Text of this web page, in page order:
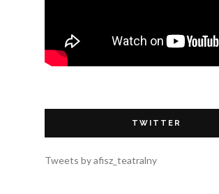
TWITTER
Tweets by afisz_teatralny